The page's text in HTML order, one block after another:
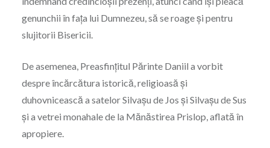
genunchii în fața lui Dumnezeu, să se roage și pentru
slujitorii Bisericii.
De asemenea, Preasfințitul Părinte Daniil a vorbit
despre încărcătura istorică, religioasă și
duhovnicească a satelor Silvașu de Jos și Silvașu de Sus
și a vetrei monahale de la Mănăstirea Prislop, aflată în
apropiere.